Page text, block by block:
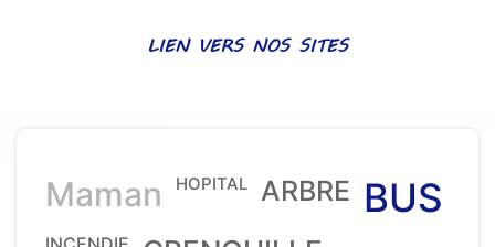
LIEN VERS NOS SITES
Maman HOPITAL ARBRE BUS